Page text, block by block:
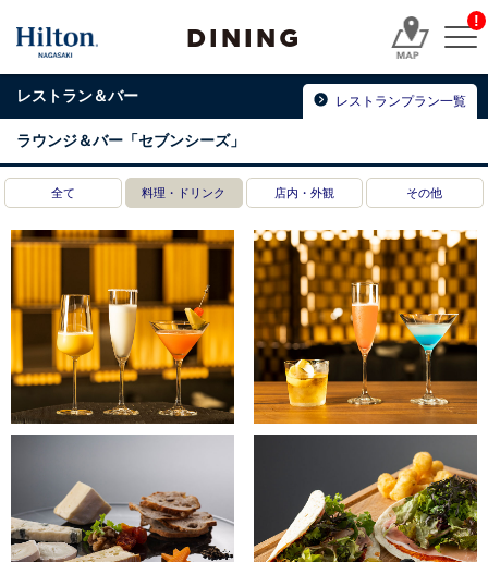
DINING
!
レストラン＆バー レストランプラン一覧
ラウンジ＆バー「セブンシーズ」
全て 料理・ドリンク 店内・外観 その他